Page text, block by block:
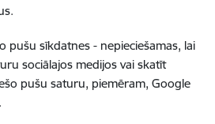
pušu sīkdatnes - nepieciešamas, lai
sociālajos medijos vai skatīt
pušu saturu, piemēram, Google